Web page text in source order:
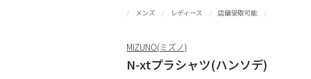
メンズ レディース 店舗受取可能
N-xtプラシャツ(ハンソデ)
MIZUNO(ミズノ)